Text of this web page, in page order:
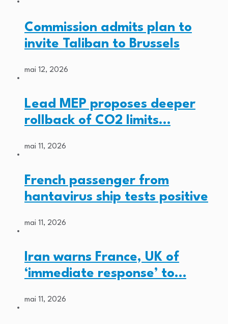
Commission admits plan to
invite Taliban to Brussels
mai 12, 2026
Lead MEP proposes deeper
rollback of CO2 limits…
mai 11, 2026
French passenger from
hantavirus ship tests positive
mai 11, 2026
Iran warns France, UK of
‘immediate response’ to…
mai 11, 2026